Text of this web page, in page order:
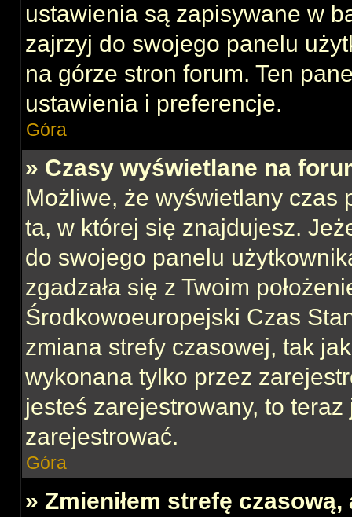
ustawienia są zapisywane w
zajrzyj do swojego panelu
na górze stron forum. Ten
ustawienia i preferencje.
Góra
» Czasy wyświetlane na
Możliwe, że wyświetlany czas
ta, w której się znajdujesz.
do swojego panelu
zgadzała się z Twoim
Środkowoeuropejski Czas
zmiana strefy czasowej, tak
wykonana tylko przez
jesteś zarejestrowany, to
zarejestrować.
Góra
» Zmieniłem strefę